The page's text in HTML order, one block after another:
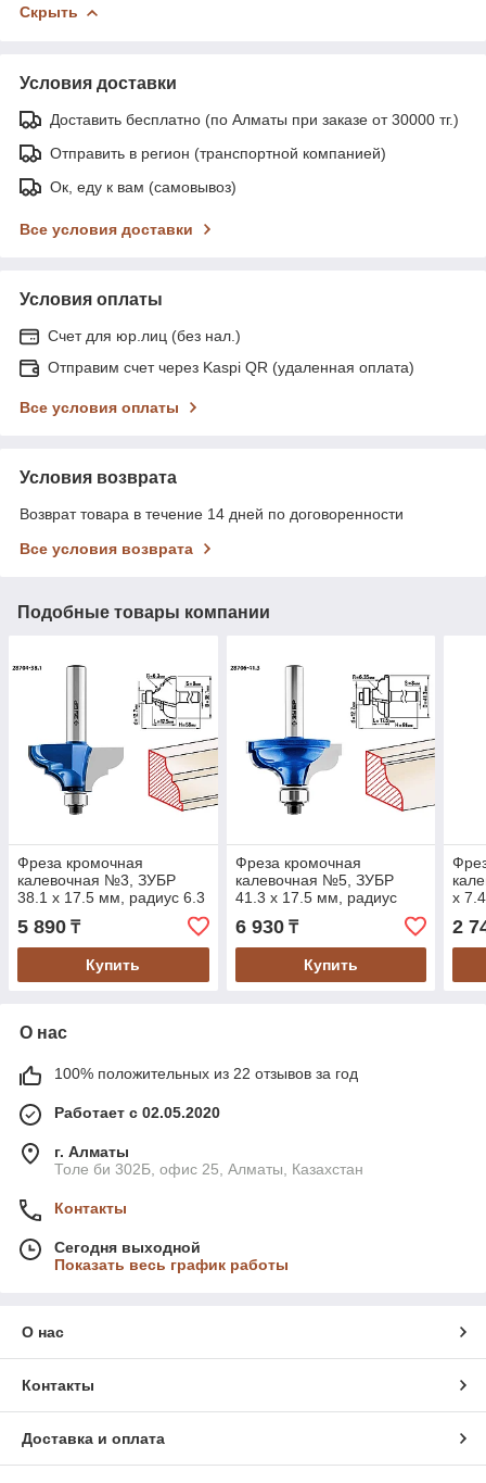
Скрыть
Условия доставки
Доставить бесплатно (по Алматы при заказе от 30000 тг.)
Отправить в регион (транспортной компанией)
Ок, еду к вам (самовывоз)
Все условия доставки
Условия оплаты
Счет для юр.лиц (без нал.)
Отправим счет через Kaspi QR (удаленная оплата)
Все условия оплаты
Условия возврата
Возврат товара в течение 14 дней по договоренности
Все условия возврата
Подобные товары компании
Фреза кромочная
калевочная №3, ЗУБР
38.1 x 17.5 мм, радиус 6.3
мм, по дереву (28704-
38.1)
5 890 ₸
Купить
Фреза кромочная
калевочная №5, ЗУБР
41.3 x 17.5 мм, радиус
6.35 мм, по дереву
(28706-41.3)
6 930₸
Купить
x
2
О нас
100% положительных из 22 отзывов за год
Работает с 02.05.2020
г. Алматы
Толе би 302Б, офис 25, Алматы, Казахстан
Контакты
Сегодня выходной
Показать весь график работы
О нас
Контакты
Доставка и оплата